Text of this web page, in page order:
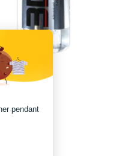
pendant